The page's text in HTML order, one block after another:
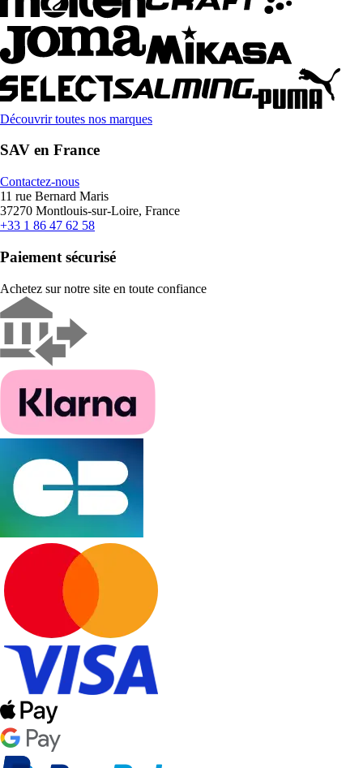
Découvrir toutes nos marques
SAV en France
Contactez-nous
11 rue Bernard Maris
37270 Montlouis-sur-Loire, France
+33 1 86 47 62 58
Paiement sécurisé
Achetez sur notre site en toute confiance